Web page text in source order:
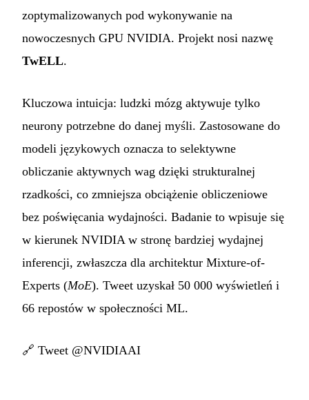
zoptymalizowanych pod wykonywanie na
nowoczesnych GPU NVIDIA. Projekt nosi nazwę
TwELL.
Kluczowa intuicja: ludzki mózg aktywuje tylko
neurony potrzebne do danej myśli. Zastosowane do
modeli językowych oznacza to selektywne
obliczanie aktywnych wag dzięki strukturalnej
rzadkości, co zmniejsza obciążenie obliczeniowe
bez poświęcania wydajności. Badanie to wpisuje się
w kierunek NVIDIA w stronę bardziej wydajnej
inferencji, zwłaszcza dla architektur Mixture-of-
Experts (MoE). Tweet uzyskał 50 000 wyświetleń i
66 repostów w społeczności ML.
🔗 Tweet @NVIDIAAI